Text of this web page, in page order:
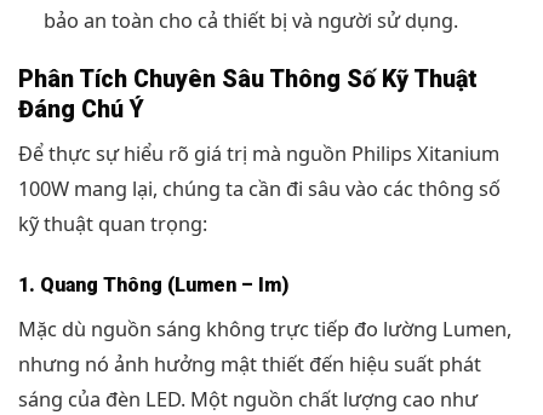
bảo an toàn cho cả thiết bị và người sử dụng.
Phân Tích Chuyên Sâu Thông Số Kỹ Thuật
Đáng Chú Ý
Để thực sự hiểu rõ giá trị mà nguồn Philips Xitanium
100W mang lại, chúng ta cần đi sâu vào các thông số
kỹ thuật quan trọng:
1. Quang Thông (Lumen – lm)
Mặc dù nguồn sáng không trực tiếp đo lường Lumen,
nhưng nó ảnh hưởng mật thiết đến hiệu suất phát
sáng của đèn LED. Một nguồn chất lượng cao như